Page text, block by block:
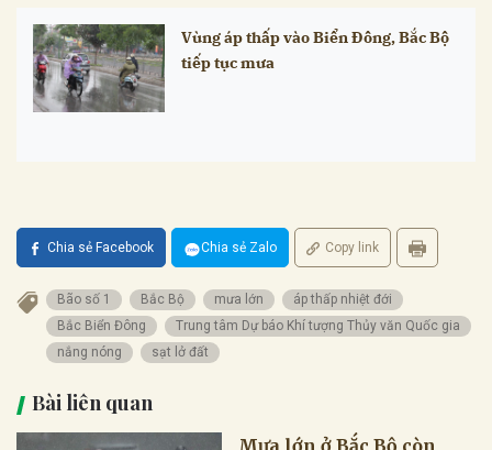
Vùng áp thấp vào Biển Đông, Bắc Bộ
tiếp tục mưa
Chia sẻ Facebook Chia sẻ Zalo Copy link
Bão số 1 Bắc Bộ mưa lớn
áp thấp nhiệt đới
Bắc Biển Đông
Trung tâm Dự báo Khí tượng Thủy văn Quốc gia
nắng nóng
sạt lở đất
Bài liên quan